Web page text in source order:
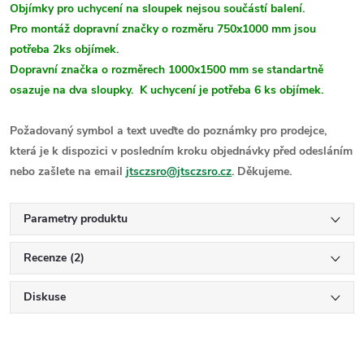
Objímky pro uchycení na sloupek nejsou součástí balení.
Pro montáž dopravní značky o rozměru 750x1000 mm jsou
potřeba 2ks objímek.
Dopravní značka o rozměrech 1000x1500 mm se standartně
osazuje na dva sloupky. K uchycení je potřeba 6 ks objímek.
Požadovaný symbol a text uveďte do poznámky pro prodejce,
která je k dispozici v posledním kroku objednávky před odesláním
nebo zašlete na email jtsczsro@jtsczsro.cz. Děkujeme.
Parametry produktu
Recenze (2)
Diskuse